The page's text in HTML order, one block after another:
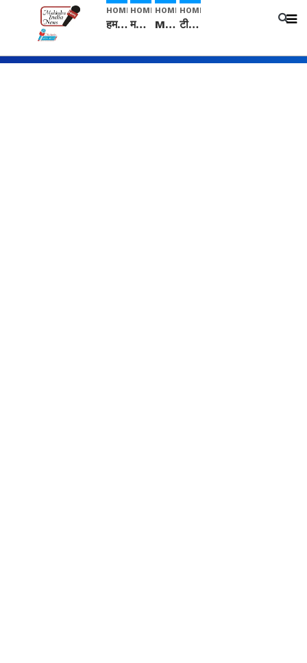
HOME
हम सनातनी..." सांसद kangana Ranaut से क्या बोली लड़की? Viral Jantar-Mantar | CJP protest
HOME
मनीषा हत्याकांड: हत्या, आत्महत्या या कोई बड़ा राज? | Full Story | Josh Haryana
HOME
Mangalsutra: हिंदू धर्म में शादी के बाद मंगलसूत्र क्यों पहनती है महिलाएं, किसने शुरु की ये परंपरा
HOME
टीम बीकेई ने एग्रीकल्चर ग्रेड की यूरिया खाद गट्टों में बदलकर टेक्निकल ग्रेड में बेचने वालों पर करवाई कार्रवाई: लखविंदर सिंह औलख